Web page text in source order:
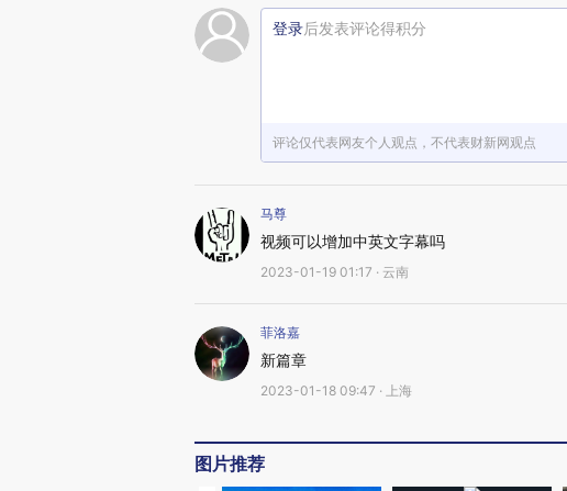
登录后发表评论得积分
评论仅代表网友个人观点，不代表财新网观点
马尊
视频可以增加中英文字幕吗
2023-01-19 01:17 · 云南
菲洛嘉
新篇章
2023-01-18 09:47 · 上海
图片推荐